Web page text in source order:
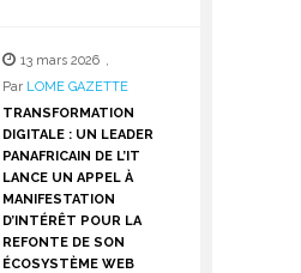
13 mars 2026
Par LOME GAZETTE
TRANSFORMATION
DIGITALE : UN LEADER
PANAFRICAIN DE L’IT
LANCE UN APPEL À
MANIFESTATION
D’INTÉRÊT POUR LA
REFONTE DE SON
ÉCOSYSTÈME WEB